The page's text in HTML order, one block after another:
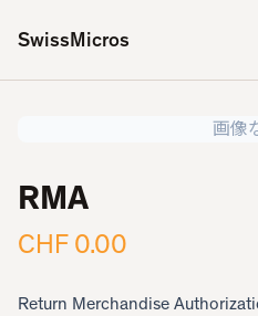
SwissMicros
画像
RMA
CHF 0.00
Return Merchandise